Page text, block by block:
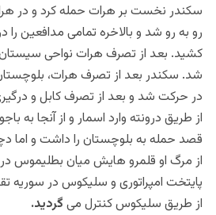
سکندر نخست بر هرات حمله کرد و در
رو به رو شد و بالاخره تمامی مدافعین
کشید. بعد از تصرف هرات نواحی
شد. سکندر بعد از تصرف هرات،
در حرکت شد و بعد از تصرف کابل و
از طریق درونته وارد اسمار و از آنجا به
قصد حمله به بلوچستان را داشت و اما
از مرگ او قلمرو هایش میان بطلیموس
پایتخت امپراتوری و سلیکوس در
از طریق سلیکوس کنترل می گردید.